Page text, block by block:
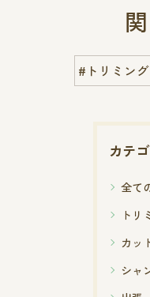
#トリミング
カテ
全て
トリ
カッ
シャ